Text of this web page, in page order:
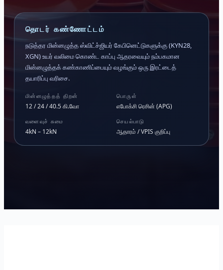
தொடர் கண்ணோட்டம்
நடுத்தர மின்னழுத்த ஸ்விட்ச்ஜியர் கேபினெட்டுகளுக்கு (KYN28,
XGN) உயர் வலிமை கொண்ட காப்பு ஆதரவையும் நம்பகமான
மின்னழுத்தக் கண்காணிப்பையும் வழங்கும் ஒரு இரட்டைத்
தயாரிப்பு வரிசை.
மின்னழுத்தத் திறன்
12 / 24 / 40.5 கி.வோ
பொருள்
எபோக்சி ரெசின் (APG)
வளைவுச் சுமை
4kN – 12kN
செயல்பாடு
ஆதாரம் / VPIS குறிப்பு